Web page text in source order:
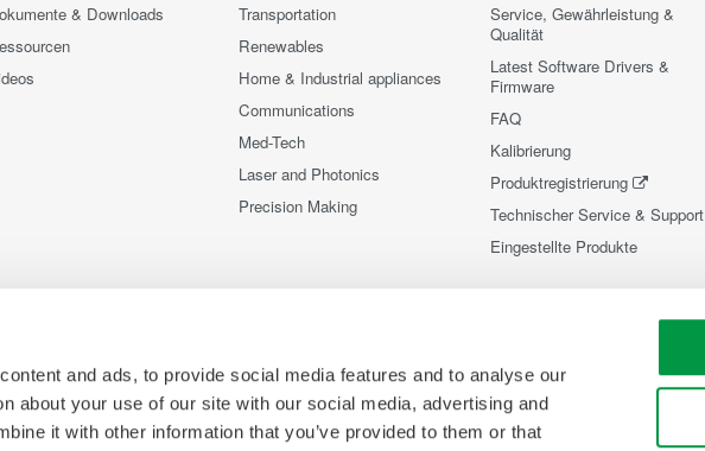
and ads, to provide social media features and to analyse our
about your use of our site with our social media, advertising and
it with other information that you’ve provided to them or that
& Downloads
Transportation
Renewables
Home & Industrial appliances
Communications
Med-Tech
Laser and Photonics
Precision Making
Service, Gewährleistung &
Qualität
Latest Software Drivers &
Firmware
FAQ
Kalibrierung
Produktregistrierung
Technischer Service & Support
Eingestellte Produkte